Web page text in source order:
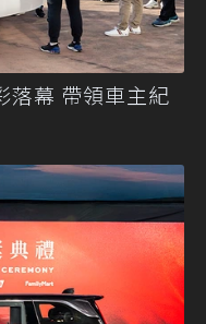
落幕 帶領車主紀